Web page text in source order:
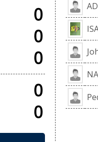
0
0
0
0
0